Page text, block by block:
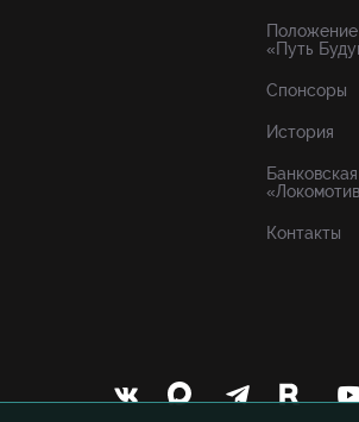
«Путь
Спонсоры
История
Контакты